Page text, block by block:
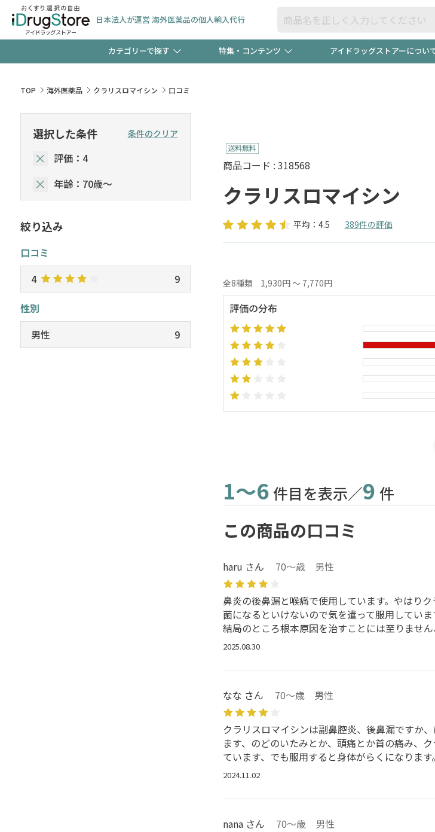
日本法人が運営 海外医薬品の個人輸入代行
カテゴリーで探す
ペット用品
特集・コンテンツ
【早割】お得なクーポン"3種類"出現中！今月のスト
新規登録で！今すぐ使えるクーポンプレゼント中！！
友だち大募集！限定クーポンも不定期配信
アイドラッグストアーについ
TOP 海外医薬品 クラリスロマイシン 口コミ
商品コード : 318568
クラリスロマイシン
平均：4.5 389件の評価
全8種類 1,930円 ～ 7,770円
評価の分布
1～6 件目を表示／9 件
この商品の口コミ
haru さん 70～歳 男性
鼻炎の後鼻漏と喉痛で使用しています。やはり
菌になるといけないので気を遣って服用してい
結局のところ根本原因を治すことには至りませ
2025.08.30
なな さん 70～歳 男性
クラリスロマイシンは副鼻腔炎、後鼻漏ですか
ます、のどのいたみとか、頭痛とか首の痛み、
ています、でも服用すると身体がらくになります。
2024.11.02
nana さん 70～歳 男性
選択した条件 条件のクリア
評価：4
年齢：70歳～
絞り込み
口コミ
4
9
性別
男性
9